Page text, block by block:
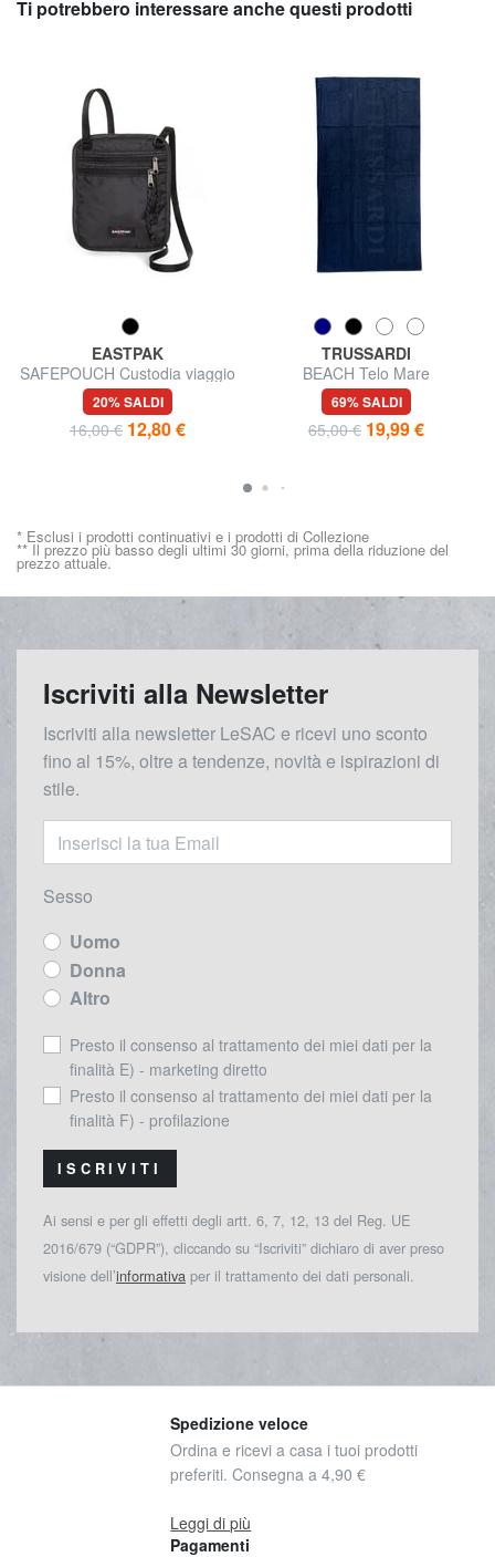
Ti potrebbero interessare anche questi prodotti
EASTPAK
SAFEPOUCH Custodia viaggio
da collo sicura, da indossare
sotto gli indumenti
20% SALDI
16,00 € 12,80 €
TRUSSARDI
BEACH Telo Mare
69% SALDI
65,00 € 19,99 €
* Esclusi i prodotti continuativi e i prodotti di Collezione
** Il prezzo più basso degli ultimi 30 giorni, prima della riduzione del
prezzo attuale.
Iscriviti alla Newsletter
Iscriviti alla newsletter LeSAC e ricevi uno sconto
fino al 15%, oltre a tendenze, novità e ispirazioni di
stile.
Sesso
Uomo
Donna
Altro
Presto il consenso al trattamento dei miei dati per la
finalità E) - marketing diretto
Presto il consenso al trattamento dei miei dati per la
finalità F) - profilazione
ISCRIVITI
Ai sensi e per gli effetti degli artt. 6, 7, 12, 13 del Reg. UE
2016/679 (“GDPR”), cliccando su “Iscriviti” dichiaro di aver preso
visione dell’informativa per il trattamento dei dati personali.
Spedizione veloce
Ordina e ricevi a casa i tuoi prodotti
preferiti. Consegna a 4,90 €
Leggi di più
Pagamenti